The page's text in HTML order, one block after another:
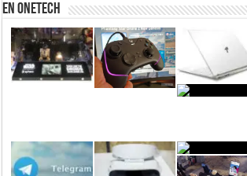
En Onetech